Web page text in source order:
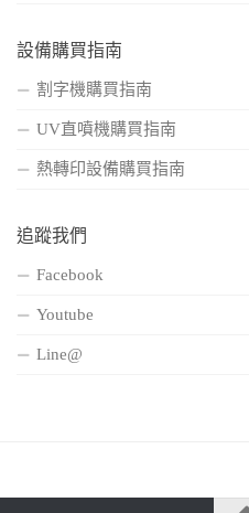
設備購買指南
割字機購買指南
UV直噴機購買指南
熱轉印設備購買指南
追蹤我們
Facebook
Youtube
Line@